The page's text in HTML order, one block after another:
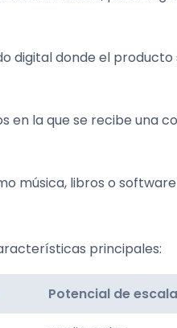
digital donde el producto
en la que se recibe una
música, libros o
principales:
Potencial de